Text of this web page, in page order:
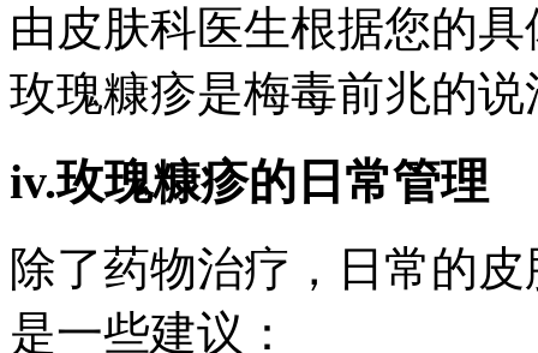
由皮肤科医生根据您的
玫瑰糠疹是梅毒前兆的
iv.玫瑰糠疹的日常管理
除了药物治疗，日常的
是一些建议：